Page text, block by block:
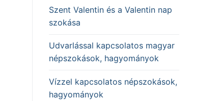
Szent Valentin és a Valentin nap
szokása
Udvarlással kapcsolatos magyar
népszokások, hagyományok
Vízzel kapcsolatos népszokások,
hagyományok